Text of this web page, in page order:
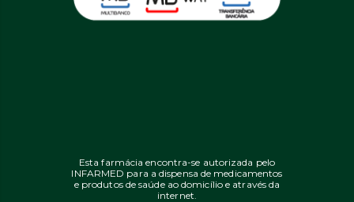
Esta farmácia encontra-se autorizada pelo
INFARMED para a dispensa de medicamentos
e produtos de saúde ao domicílio e através da
internet.